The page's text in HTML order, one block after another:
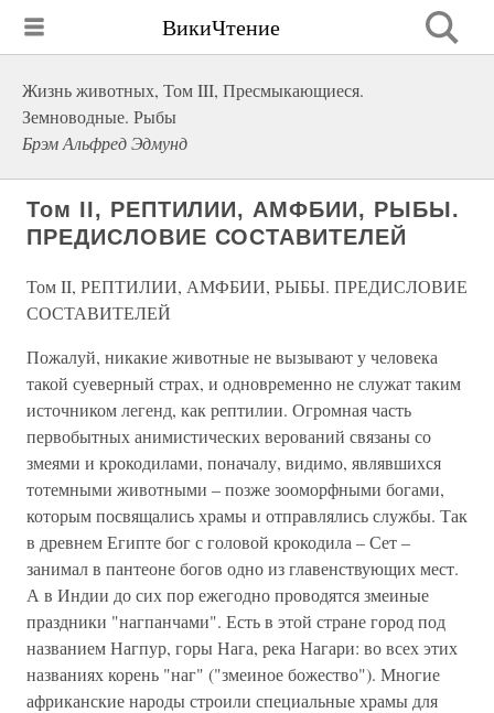
ВикиЧтение
Жизнь животных, Том III, Пресмыкающиеся.
Земноводные. Рыбы
Брэм Альфред Эдмунд
Том II, РЕПТИЛИИ, АМФБИИ, РЫБЫ.
ПРЕДИСЛОВИЕ СОСТАВИТЕЛЕЙ
Том II, РЕПТИЛИИ, АМФБИИ, РЫБЫ. ПРЕДИСЛОВИЕ
СОСТАВИТЕЛЕЙ
Пожалуй, никакие животные не вызывают у человека
такой суеверный страх, и одновременно не служат таким
источником легенд, как рептилии. Огромная часть
первобытных анимистических верований связаны со
змеями и крокодилами, поначалу, видимо, являвшихся
тотемными животными – позже зооморфными богами,
которым посвящались храмы и отправлялись службы. Так
в древнем Египте бог с головой крокодила – Сет –
занимал в пантеоне богов одно из главенствующих мест.
А в Индии до сих пор ежегодно проводятся змеиные
праздники "нагпанчами". Есть в этой стране город под
названием Нагпур, горы Нага, река Нагари: во всех этих
названиях корень "наг" ("змеиное божество"). Многие
африканские народы строили специальные храмы для